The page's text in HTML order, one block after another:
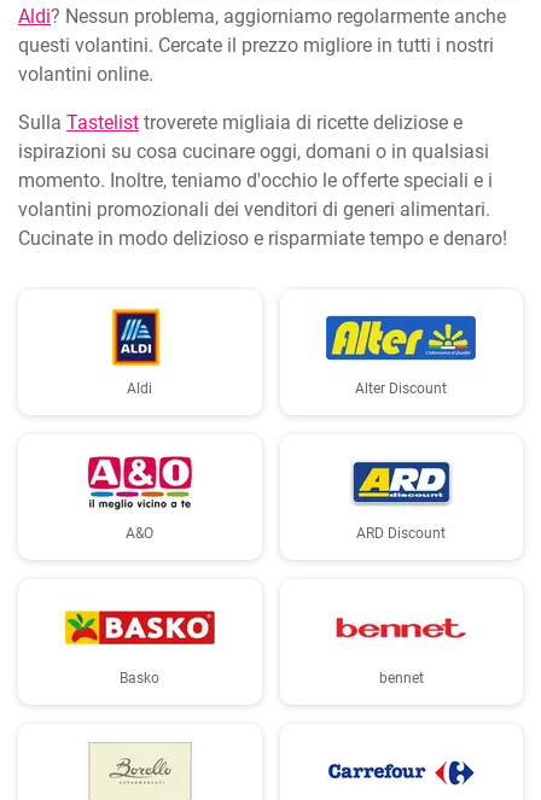
Aldi? Nessun problema, aggiorniamo regolarmente anche
questi volantini. Cercate il prezzo migliore in tutti i nostri
volantini online.
Sulla Tastelist troverete migliaia di ricette deliziose e
ispirazioni su cosa cucinare oggi, domani o in qualsiasi
momento. Inoltre, teniamo d'occhio le offerte speciali e i
volantini promozionali dei venditori di generi alimentari.
Cucinate in modo delizioso e risparmiate tempo e denaro!
Aldi Alter Discount
A&O ARD Discount
Basko bennet